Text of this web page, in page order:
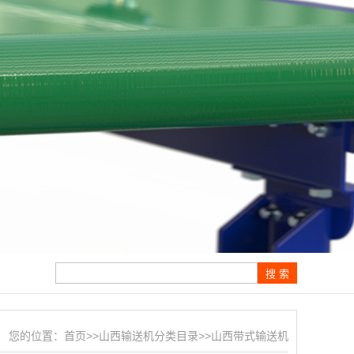
您的位置： 首页>>山西输送机分类目录>>山西带式输送机